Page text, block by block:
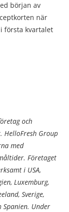
början av
när
första kvartalet
och
HelloFresh Group
med
Företaget
i USA,
Luxemburg,
Sverige,
Spanien. Under